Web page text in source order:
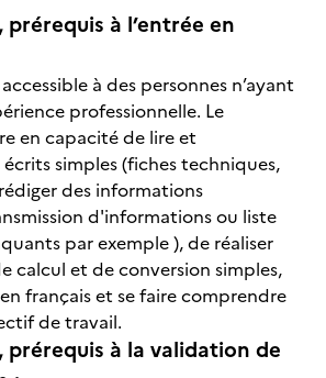
prérequis à l’entrée en
à des personnes n’ayant
professionnelle. Le
en capacité de lire et
simples (fiches techniques,
des informations
d'informations ou liste
par exemple ), de réaliser
calcul et de conversion simples,
français et se faire comprendre
de travail.
prérequis à la validation de